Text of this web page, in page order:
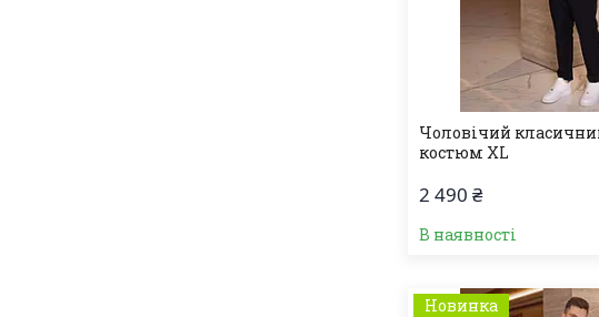
Чоловічий
костюм XL
2 490 ₴
В наявності
Новинка